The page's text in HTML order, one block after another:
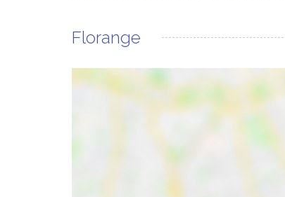
Florange